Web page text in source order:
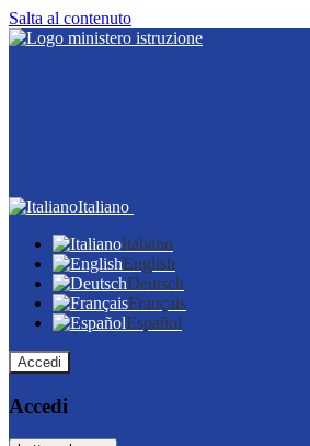
Salta al contenuto
Italiano
Italiano
English
Deutsch
Français
Español
Accedi
Accedi